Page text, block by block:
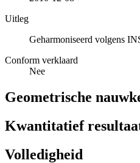
Uitleg
Geharmoniseerd volgens
Conform verklaard
Nee
Geometrische
Kwantitatief
Volledigheid